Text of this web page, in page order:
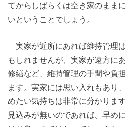
てからしばらくは空き家のまま
いということでしょう。
実家が近所にあれば維持管理
もしれませんが、実家が遠方に
修繕など、維持管理の手間や負
ます。実家には思い入れもあり
めたい気持ちは非常に分かりま
見込みが無いのであれば、早め